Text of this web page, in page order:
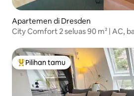
Apartemen di Dresden
City Comfort 2 seluas 90 m² | AC,
Pilihan tamu terpopuler
Pilihan tamu